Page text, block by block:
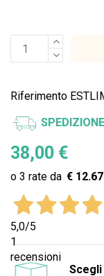
Riferimento
38,00 €
€ 12.67
5,0/5
1
recensioni